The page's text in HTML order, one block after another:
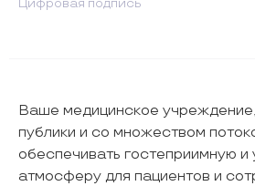
Цифровая подпись
Ваше медицинское
публики и со множеством
обеспечивать гостеприимную
атмосферу для пациентов и